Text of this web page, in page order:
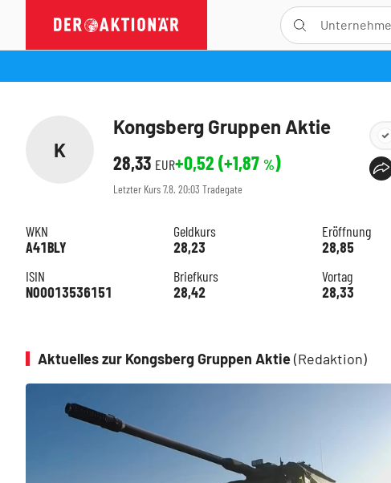
K
Kongsberg Gruppen Aktie
28,33 EUR+0,52(+1,87 %)
Letzter Kurs7.8. 20:03 Tradegate
WKN
A41BLY
ISIN
NO0013536151
Geldkurs
28,23
Briefkurs
28,42
Eröffnung
28,85
Vortag
28,33
Aktuelles zur Kongsberg Gruppen Aktie(Redaktion)